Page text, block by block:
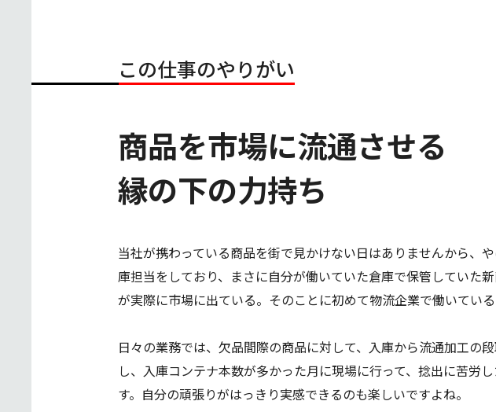
この仕事のやりがい
商品を市場に流通させる
縁の下の力持ち
当社が携わっている商品を街で見かけない日はありませんから、
庫担当をしており、まさに自分が働いていた倉庫で保管していた
が実際に市場に出ている。そのことに初めて物流企業で働いてい
日々の業務では、欠品間際の商品に対して、入庫から流通加工の
し、入庫コンテナ本数が多かった月に現場に行って、捻出に苦労
す。自分の頑張りがはっきり実感できるのも楽しいですよね。